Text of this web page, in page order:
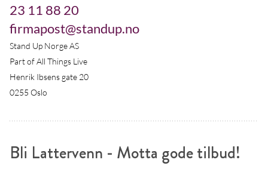
23 11 88 20
firmapost@standup.no
Stand Up Norge AS
Part of All Things Live
Henrik Ibsens gate 20
0255 Oslo
Bli Lattervenn - Motta gode tilbud!